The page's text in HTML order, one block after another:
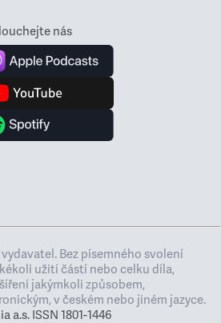
nás
Bez písemného svolení
užití částí nebo celku díla,
jakýmkoli způsobem,
v českém nebo jiném jazyce.
ISSN 1801-1446